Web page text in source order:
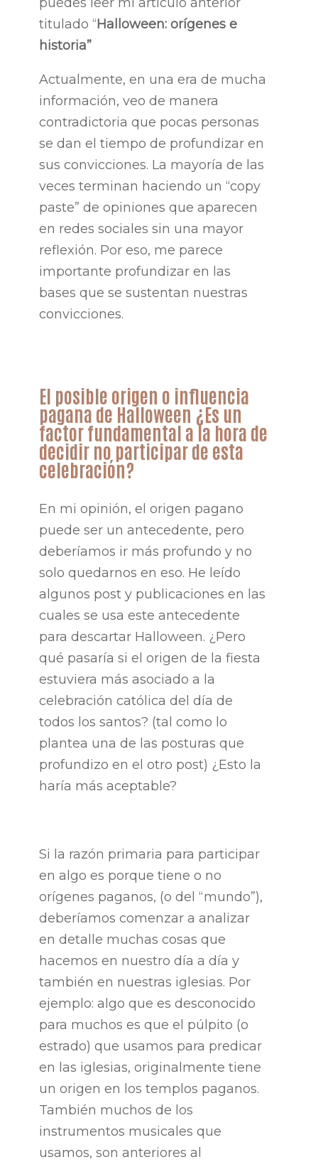
titulado “Halloween: orígenes e
historia”
Actualmente, en una era de mucha
información, veo de manera
contradictoria que pocas personas
se dan el tiempo de profundizar en
sus convicciones. La mayoría de las
veces terminan haciendo un “copy
paste” de opiniones que aparecen
en redes sociales sin una mayor
reflexión. Por eso, me parece
importante profundizar en las
bases que se sustentan nuestras
convicciones.
El posible origen o influencia
pagana de Halloween ¿Es un
factor fundamental a la hora de
decidir no participar de esta
celebración?
En mi opinión, el origen pagano
puede ser un antecedente, pero
deberíamos ir más profundo y no
solo quedarnos en eso. He leído
algunos post y publicaciones en las
cuales se usa este antecedente
para descartar Halloween. ¿Pero
qué pasaría si el origen de la fiesta
estuviera más asociado a la
celebración católica del día de
todos los santos? (tal como lo
plantea una de las posturas que
profundizo en el otro post) ¿Esto la
haría más aceptable?
Si la razón primaria para participar
en algo es porque tiene o no
orígenes paganos, (o del “mundo”),
deberíamos comenzar a analizar
en detalle muchas cosas que
hacemos en nuestro día a día y
también en nuestras iglesias. Por
ejemplo: algo que es desconocido
para muchos es que el púlpito (o
estrado) que usamos para predicar
en las iglesias, originalmente tiene
un origen en los templos paganos.
También muchos de los
instrumentos musicales que
usamos, son anteriores al